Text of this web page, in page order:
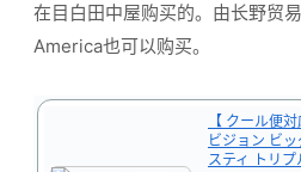
在目白田中屋购买的。由长野贸
America也可以购买。
【 クール便
ビジョン ビッ
スティ トリプ